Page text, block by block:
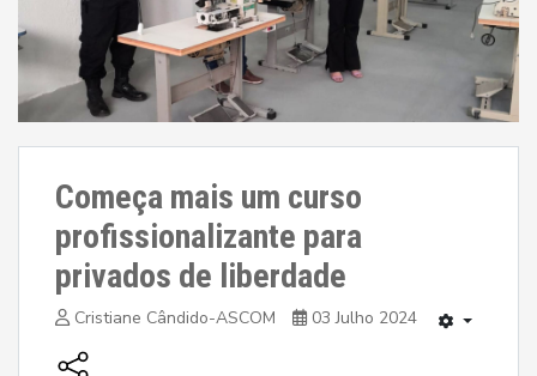
Começa mais um curso
profissionalizante para
privados de liberdade
Cristiane Cândido-ASCOM 03 Julho 2024